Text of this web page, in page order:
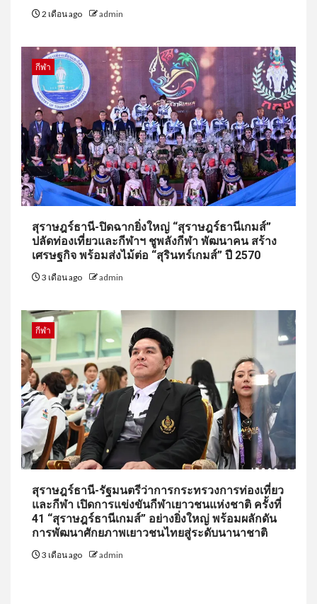
2 เดือน ago admin
กีฬา
สุราษฎร์ธานี-ปิดฉากยิ่งใหญ่ “สุราษฎร์ธานีเกมส์”
ปลัดท่องเที่ยวและกีฬาฯ ชูพลังกีฬา พัฒนาคน สร้าง
เศรษฐกิจ พร้อมส่งไม้ต่อ “สุรินทร์เกมส์” ปี 2570
3 เดือน ago admin
กีฬา
สุราษฎร์ธานี-รัฐมนตรีว่าการกระทรวงการท่องเที่ยว
และกีฬา เปิดการแข่งขันกีฬาเยาวชนแห่งชาติ ครั้งที่
41 “สุราษฎร์ธานีเกมส์” อย่างยิ่งใหญ่ พร้อมผลักดัน
การพัฒนาศักยภาพเยาวชนไทยสู่ระดับนานาชาติ
3 เดือน ago admin